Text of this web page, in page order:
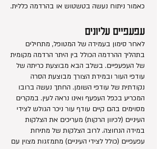
כאמור ניתוח נעשה בטשטוש או בהרדמה כללית.
עפעפיים עליונים
לאחר סימון בעמידה של המטופל, מתחילים
בתהליך ההרדמה הכולל בין היתר הרדמה מקומית
של העפעפיים. בשלב הבא מבוצעת כריתה של
עודפי העור ובמידת הצורך מבוצעת הסרה
נקודתית של עודפי השומן. החתך נעשה ברובו
המכריע בכפל העפעף ואינו נראה לעין. במקרים
מסוימים בהם קיים עודף עור ניכר הגולש לצידי
העיניים (לכיוון הרקות) מעריכים את הצלקות
במידה הנחוצה. לרוב הצלקות של מתיחת
עפעפיים (כולל לצידי העיניים) מתמזגות מצוין עם